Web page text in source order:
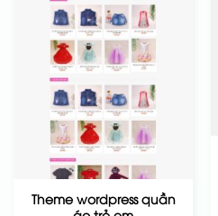
Theme wordpress quần